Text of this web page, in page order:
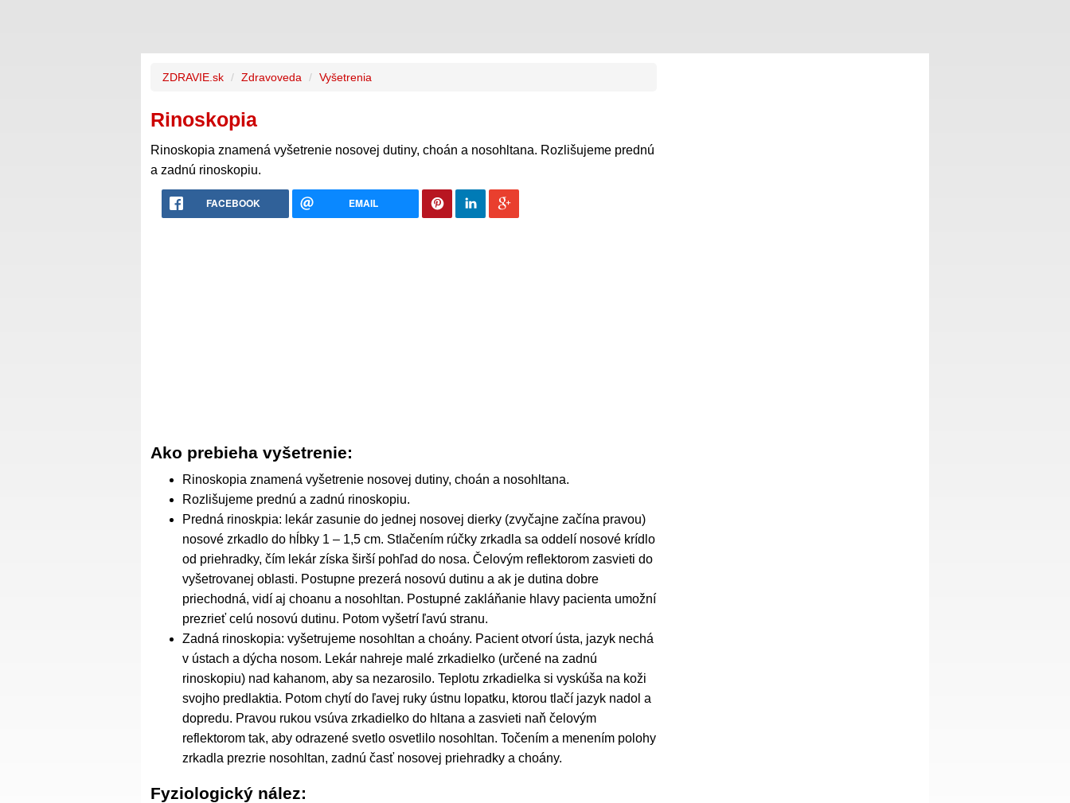
ZDRAVIE.sk Zdravoveda Vyšetrenia
Rinoskopia
Rinoskopia znamená vyšetrenie nosovej dutiny, choán a nosohltana. Rozlišujeme prednú
a zadnú rinoskopiu.
FACEBOOK EMAIL
Ako prebieha vyšetrenie:
Rinoskopia znamená vyšetrenie nosovej dutiny, choán a nosohltana.
Rozlišujeme prednú a zadnú rinoskopiu.
Predná rinoskpia: lekár zasunie do jednej nosovej dierky (zvyčajne začína pravou)
nosové zrkadlo do hĺbky 1 – 1,5 cm. Stlačením rúčky zrkadla sa oddelí nosové krídlo
od priehradky, čím lekár získa širší pohľad do nosa. Čelovým reflektorom zasvieti do
vyšetrovanej oblasti. Postupne prezerá nosovú dutinu a ak je dutina dobre
priechodná, vidí aj choanu a nosohltan. Postupné zakláňanie hlavy pacienta umožní
prezrieť celú nosovú dutinu. Potom vyšetrí ľavú stranu.
Zadná rinoskopia: vyšetrujeme nosohltan a choány. Pacient otvorí ústa, jazyk nechá
v ústach a dýcha nosom. Lekár nahreje malé zrkadielko (určené na zadnú
rinoskopiu) nad kahanom, aby sa nezarosilo. Teplotu zrkadielka si vyskúša na koži
svojho predlaktia. Potom chytí do ľavej ruky ústnu lopatku, ktorou tlačí jazyk nadol a
dopredu. Pravou rukou vsúva zrkadielko do hltana a zasvieti naň čelovým
reflektorom tak, aby odrazené svetlo osvetlilo nosohltan. Točením a menením polohy
zrkadla prezrie nosohltan, zadnú časť nosovej priehradky a choány.
Fyziologický nález: